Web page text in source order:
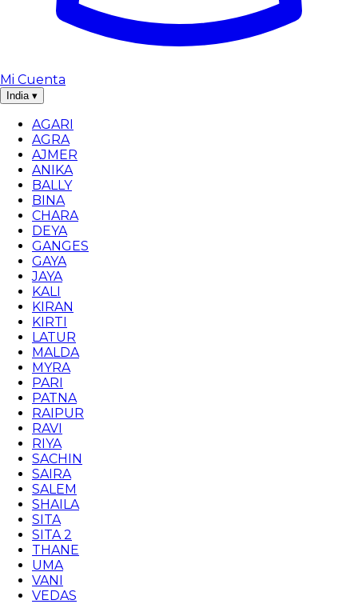
Mi Cuenta
India ▾
AGARI
AGRA
AJMER
ANIKA
BALLY
BINA
CHARA
DEYA
GANGES
GAYA
JAYA
KALI
KIRAN
KIRTI
LATUR
MALDA
MYRA
PARI
PATNA
RAIPUR
RAVI
RIYA
SACHIN
SAIRA
SALEM
SHAILA
SITA
SITA 2
THANE
UMA
VANI
VEDAS